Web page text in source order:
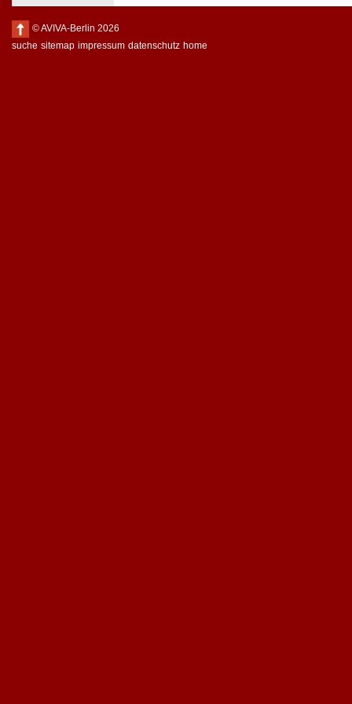
© AVIVA-Berlin 2026
suche sitemap impressum datenschutz home